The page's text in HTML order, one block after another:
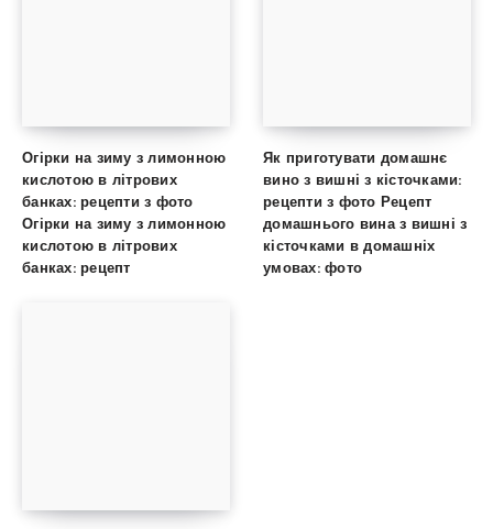
Огірки на зиму з лимонною
кислотою в літрових
банках: рецепти з фото
Огірки на зиму з лимонною
кислотою в літрових
банках: рецепт
Як приготувати домашнє
вино з вишні з кісточками:
рецепти з фото Рецепт
домашнього вина з вишні з
кісточками в домашніх
умовах: фото